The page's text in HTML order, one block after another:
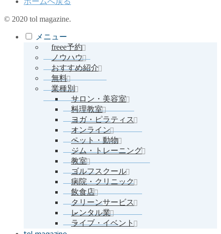
© 2020 tol magazine.
メニュー
freee予約
ノウハウ
おすすめ紹介
無料
業種別
サロン・美容室
料理教室
ヨガ・ピラティス
オンライン
ペット・動物
ジム・トレーニング
教室
ゴルフスクール
病院・クリニック
飲食店
クリーンサービス
レンタル業
ライブ・イベント